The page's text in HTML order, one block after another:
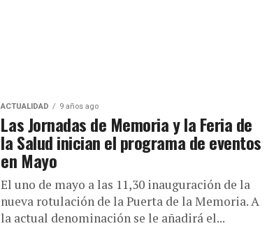
ACTUALIDAD 9 años ago
Las Jornadas de Memoria y la Feria de
la Salud inician el programa de eventos
en Mayo
El uno de mayo a las 11,30 inauguración de la
nueva rotulación de la Puerta de la Memoria. A
la actual denominación se le añadirá el...